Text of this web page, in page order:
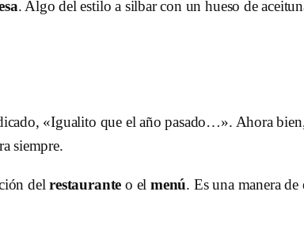
. Algo del estilo a silbar con un hueso de
«Igualito que el año pasado…». Ahora bien,
siempre.
delrestaurante o elmenú. Es una manera